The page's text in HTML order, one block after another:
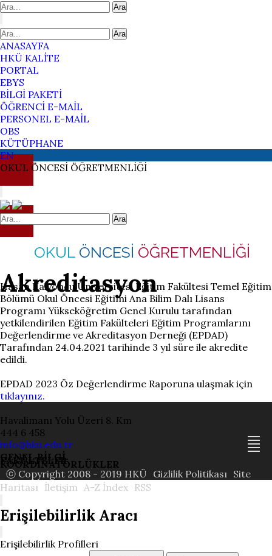
Ara
Ara
ANASAYFA
HKÜ KALİTE
PORTAL
EBYS
BİLGİ PAKETİ
ÖĞRENCİ E-MAİL
PERSONEL E-MAİL
OBS
KÜTÜPHANE
EN
OKUL ÖNCESİ ÖĞRETMENLİĞİ
Ara
OKUL ÖNCESİ ÖĞRETMENLİĞİ
Akreditasyon
Hasan Kalyoncu Üniversitesi Eğitim Fakültesi Temel Eğitim
Bölümü Okul Öncesi Eğitimi Ana Bilim Dalı Lisans
Programı Yükseköğretim Genel Kurulu tarafından
yetkilendirilen Eğitim Fakülteleri Eğitim Programlarını
Değerlendirme ve Akreditasyon Derneği (EPDAD)
Tarafından 24.04.2021 tarihinde 3 yıl süre ile akredite
edildi.
EPDAD 2023 Öz Değerlendirme Raporuna ulaşmak için
tıklayınız.
Havalimanı Yolu Üzeri 8. Km
444 6 458
info@hku.edu.tr
GENEL BİLGİ
FAKÜLTELER
KOORDİNATÖRLÜKLER
ⓒ Copyright 2008 - 2019 HKÜ Gizlilik Politikası Site
Haritası İletişim A-Z İndex RSS
Erişilebilirlik Aracı
Erişilebilirlik Profilleri